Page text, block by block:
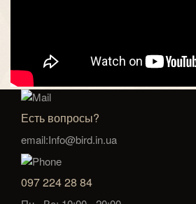
Есть вопросы?
email:Info@bird.in.ua
097 224 28 84